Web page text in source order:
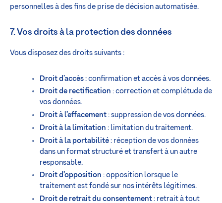
personnelles à des fins de prise de décision automatisée.
7. Vos droits à la protection des données
Vous disposez des droits suivants :
Droit d’accès : confirmation et accès à vos données.
Droit de rectification : correction et complétude de
vos données.
Droit à l’effacement : suppression de vos données.
Droit à la limitation : limitation du traitement.
Droit à la portabilité : réception de vos données
dans un format structuré et transfert à un autre
responsable.
Droit d’opposition : opposition lorsque le
traitement est fondé sur nos intérêts légitimes.
Droit de retrait du consentement : retrait à tout